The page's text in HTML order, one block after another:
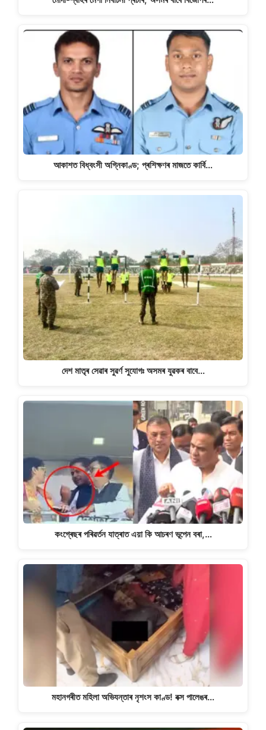
আকাশত বিধ্বংসী অগ্নিকাণ্ড; প্ৰশিক্ষণৰ মাজতে কাৰ্বি…
দেশ মাতৃৰ সেৱাৰ সুৱৰ্ণ সুযোগঃ অসমৰ যুৱকৰ বাবে…
কংগ্ৰেছৰ পৰিৱৰ্তন যাত্ৰাত এয়া কি আচৰণ ভূপেন বৰা,…
মহানগৰীত মহিলা অভিযন্তাৰ নৃশংস কাণ্ড! বক্স পালেঙৰ…